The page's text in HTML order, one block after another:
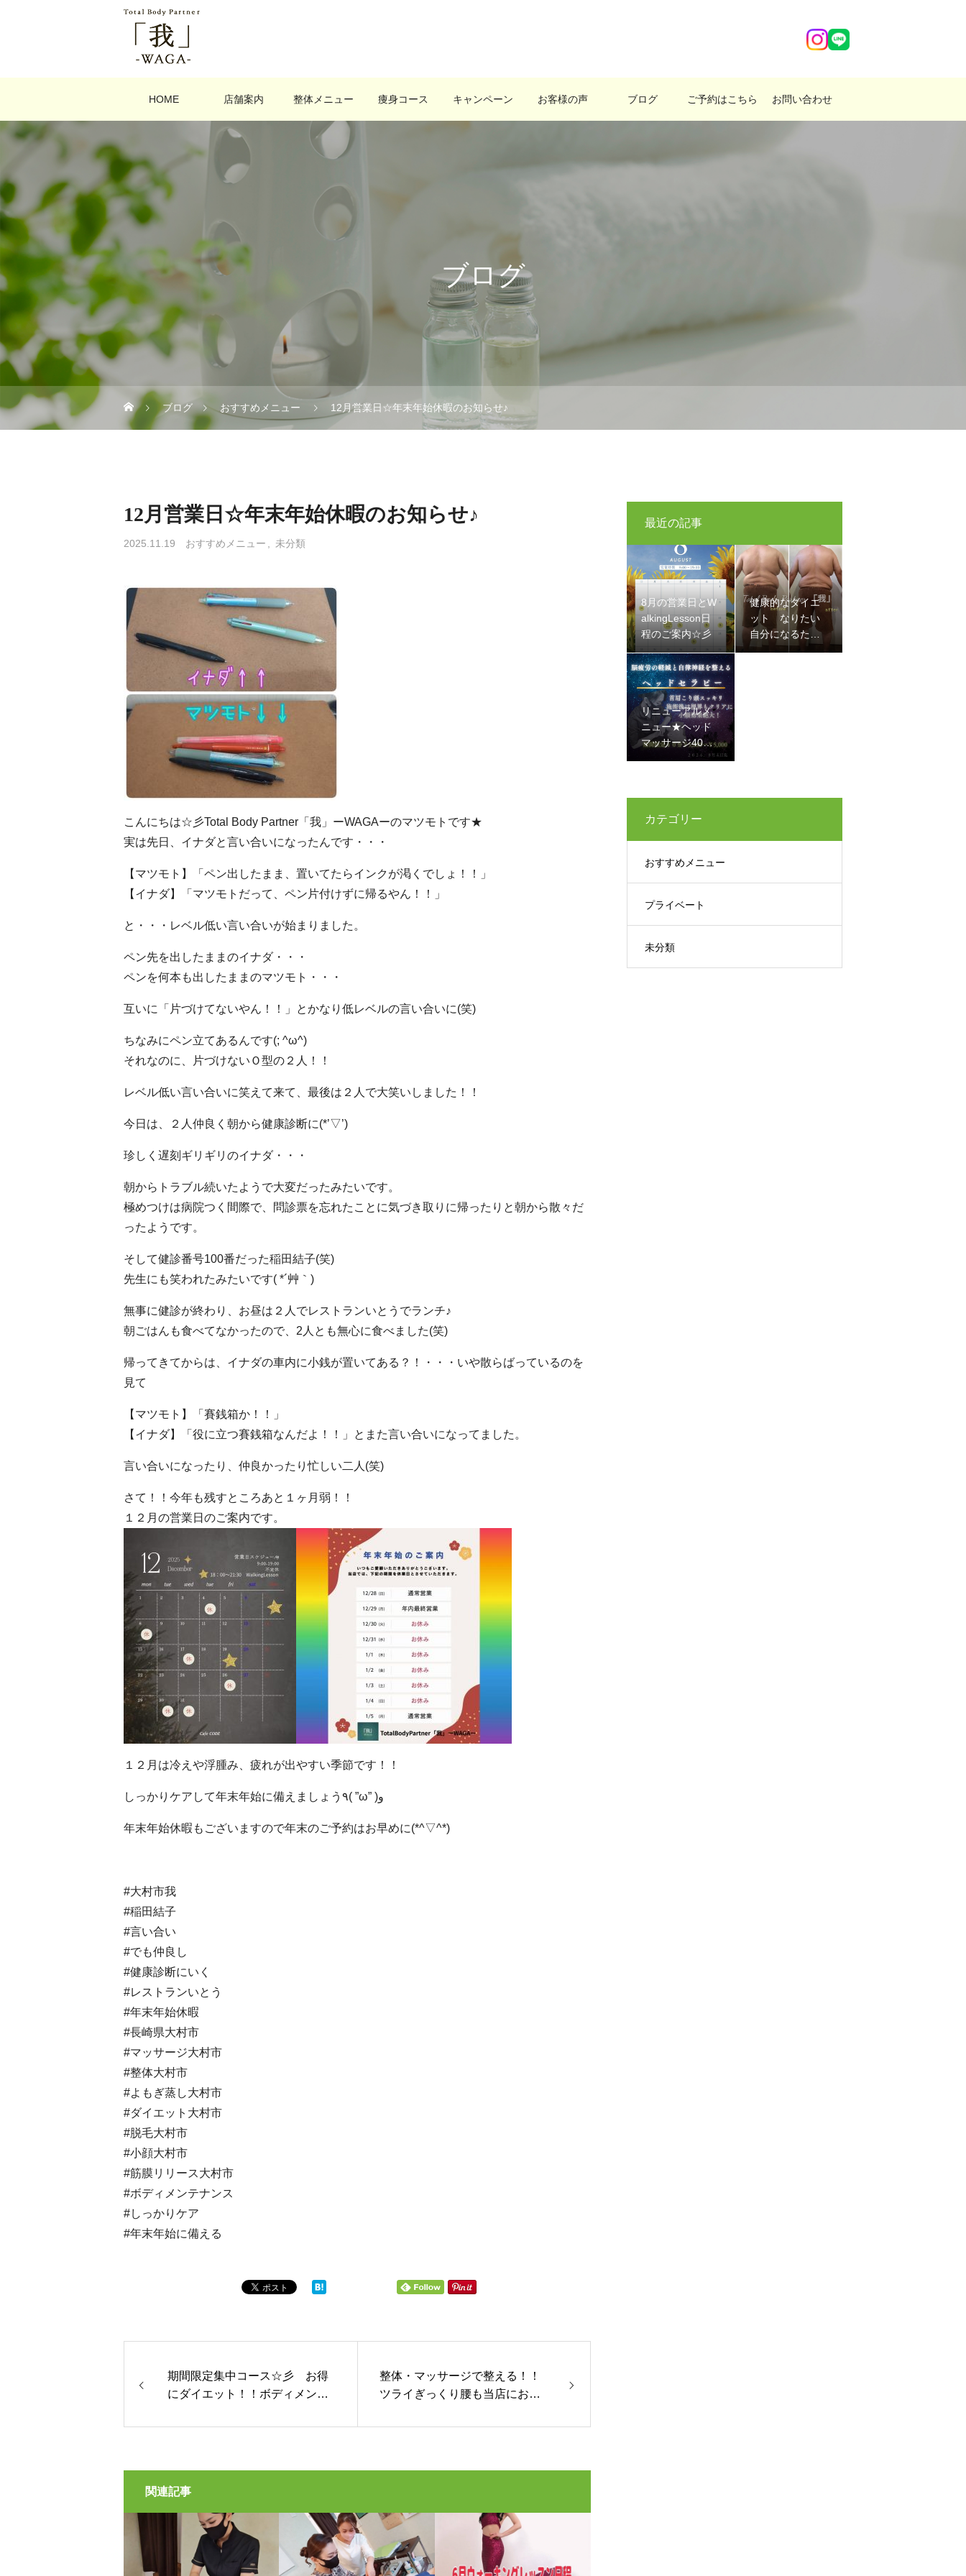
HOME 店舗案内 整体メニュー 痩身コース キャンペーン お客様の声 ブログ ご予約はこちら お問い合わせ
ブログ
ブログ おすすめメニュー 12月営業日☆年末年始休暇のお知らせ♪
12月営業日☆年末年始休暇のお知らせ♪
2025.11.19 おすすめメニュー 未分類
こんにちは☆彡Total Body Partner「我」ーWAGAーのマツモトです★
実は先日、イナダと言い合いになったんです・・・
【マツモト】「ペン出したまま、置いてたらインクが渇くでしょ！！」
【イナダ】「マツモトだって、ペン片付けずに帰るやん！！」
と・・・レベル低い言い合いが始まりました。
ペン先を出したままのイナダ・・・
ペンを何本も出したままのマツモト・・・
互いに「片づけてないやん！！」とかなり低レベルの言い合いに(笑)
ちなみにペン立てあるんです(; ^ω^)
それなのに、片づけないＯ型の２人！！
レベル低い言い合いに笑えて来て、最後は２人で大笑いしました！！
今日は、２人仲良く朝から健康診断に(*’▽’)
珍しく遅刻ギリギリのイナダ・・・
朝からトラブル続いたようで大変だったみたいです。
極めつけは病院つく間際で、問診票を忘れたことに気づき取りに帰ったりと朝から散々だ
ったようです。
そして健診番号100番だった稲田結子(笑)
先生にも笑われたみたいです( *´艸｀)
無事に健診が終わり、お昼は２人でレストランいとうでランチ♪
朝ごはんも食べてなかったので、2人とも無心に食べました(笑)
帰ってきてからは、イナダの車内に小銭が置いてある？！・・・いや散らばっているのを
見て
【マツモト】「賽銭箱か！！」
【イナダ】「役に立つ賽銭箱なんだよ！！」とまた言い合いになってました。
言い合いになったり、仲良かったり忙しい二人(笑)
さて！！今年も残すところあと１ヶ月弱！！
１２月の営業日のご案内です。
１２月は冷えや浮腫み、疲れが出やすい季節です！！
しっかりケアして年末年始に備えましょう٩( ”ω” )و
年末年始休暇もございますので年末のご予約はお早めに(*^▽^*)
#大村市我
#稲田結子
#言い合い
#でも仲良し
#健康診断にいく
#レストランいとう
#年末年始休暇
#長崎県大村市
#マッサージ大村市
#整体大村市
#よもぎ蒸し大村市
#ダイエット大村市
#脱毛大村市
#小顔大村市
#筋膜リリース大村市
#ボディメンテナンス
#しっかりケア
#年末年始に備える
期間限定集中コース☆彡 お得
にダイエット！！ボディメンテ
整体・マッサージで整える！！
ツライぎっくり腰も当店にお任
関連記事
最近の記事
8月の営業日とW
alkingLesson日
程のご案内☆彡
健康的なダイエ
ット なりたい
自分になるため
に メタボ改善
リニューアルメ
ニュー★ヘッド
マッサージ40
分 5800円→50
カテゴリー
おすすめメニュー
プライベート
未分類